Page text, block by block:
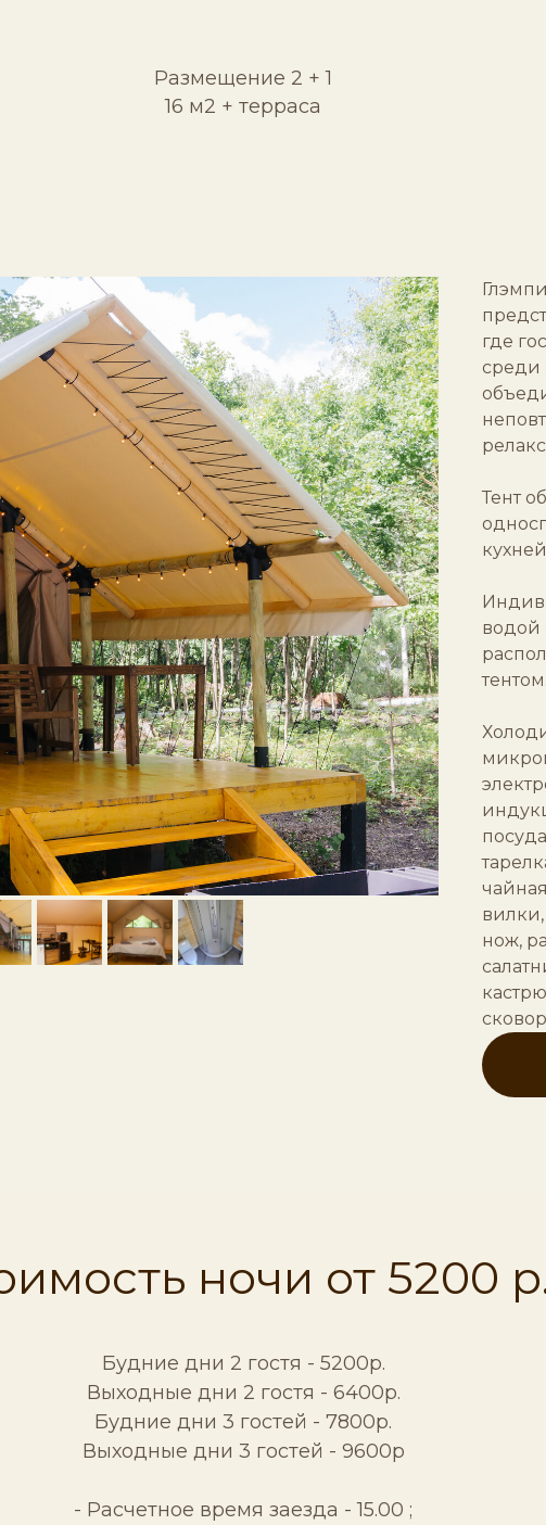
Размещение 2 + 1
16 м2 + терраса
где
среди
Тент
водой
тентом.
нож,
ночи от 5200
Будние дни 2 гостя - 5200р.
Выходные дни 2 гостя - 6400р.
Будние дни 3 гостей - 7800р.
Выходные дни 3 гостей - 9600р
- Расчетное время заезда - 15.00 ;